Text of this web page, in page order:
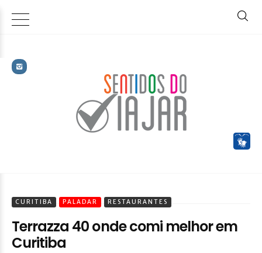
CURITIBA PALADAR RESTAURANTES
Terrazza 40 onde comi melhor em
Curitiba